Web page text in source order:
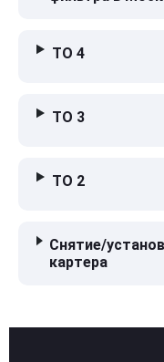
ТО 4
ТО 3
ТО 2
Снятие/
картера